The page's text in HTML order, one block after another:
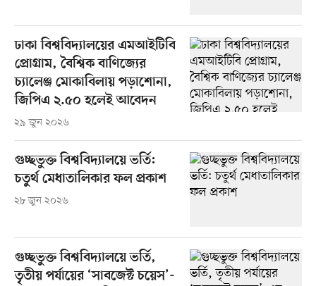
ঢাকা বিশ্ববিদ্যালয়ের এমআইটিবি
প্রোগ্রাম, বৈশ্বিক বাণিজ্যের
চ্যালেঞ্জ মোকাবিলায় পড়াশোনা,
জিপিএ ২.৫০ হলেই আবেদন
২৯ জুন ২০২৬
গুচ্ছভুক্ত বিশ্ববিদ্যালয়ে ভর্তি:
চতুর্থ মেধাতালিকার ফল প্রকাশ
২৮ জুন ২০২৬
গুচ্ছভুক্ত বিশ্ববিদ্যালয়ে ভর্তি,
তৃতীয় পর্যায়ের ‘সাবজেক্ট চয়েস’-